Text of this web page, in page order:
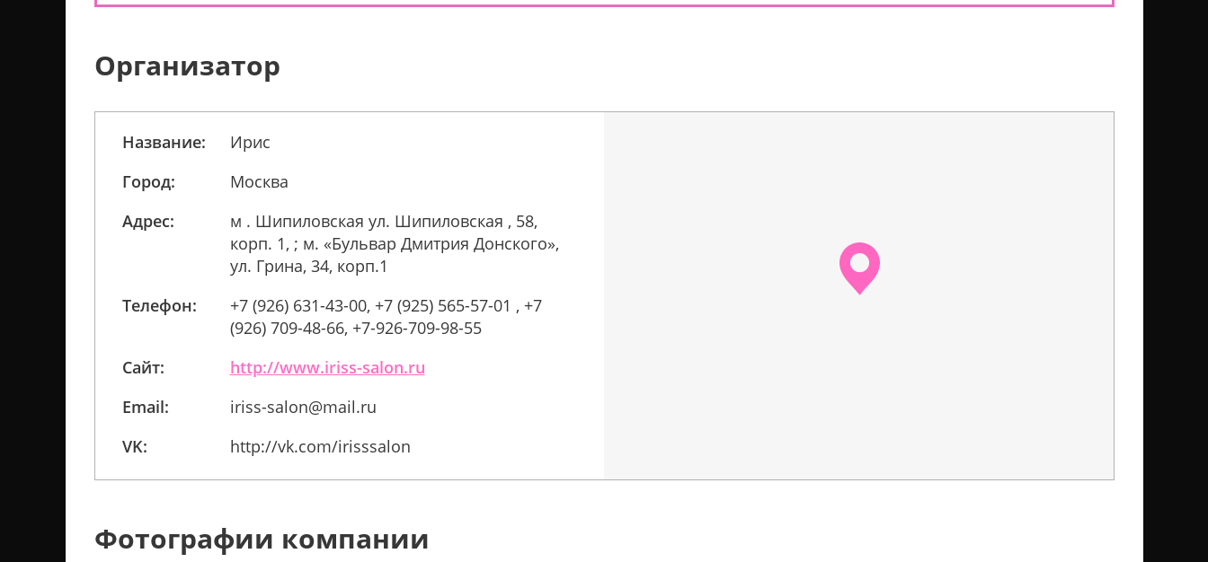
Организатор
Название:
Ирис
Город:
Москва
Адрес:
м . Шипиловская ул. Шипиловская , 58,
корп. 1, ; м. «Бульвар Дмитрия Донского»,
ул. Грина, 34, корп.1
Телефон:
+7 (926) 631-43-00, +7 (925) 565-57-01 , +7
(926) 709-48-66, +7-926-709-98-55
Сайт:
http://www.iriss-salon.ru
Email:
iriss-salon@mail.ru
VK:
http://vk.com/irisssalon
Фотографии компании